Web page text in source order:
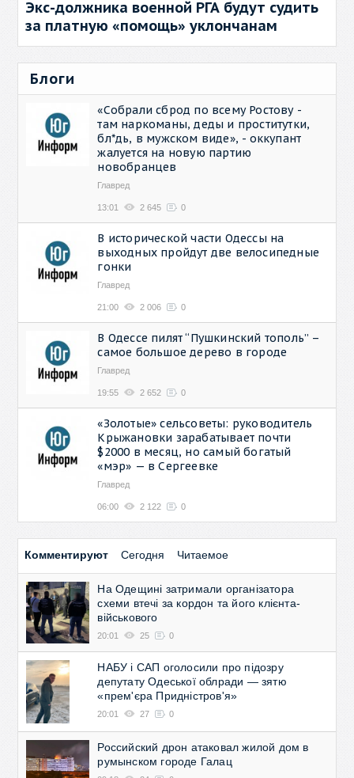
Экс-должника военной РГА будут судить
за платную «помощь» уклончанам
Блоги
«Собрали сброд по всему Ростову -
там наркоманы, деды и проститутки,
бл*дь, в мужском виде», - оккупант
жалуется на новую партию
новобранцев
Главред
13:01 2 645 0
В исторической части Одессы на
выходных пройдут две велосипедные
гонки
Главред
21:00 2 006 0
В Одессе пилят “Пушкинский тополь” –
самое большое дерево в городе
Главред
19:55 2 652 0
«Золотые» сельсоветы: руководитель
Крыжановки зарабатывает почти
$2000 в месяц, но самый богатый
«мэр» — в Сергеевке
Главред
06:00 2 122 0
Комментируют Сегодня Читаемое
На Одещині затримали організатора
схеми втечі за кордон та його клієнта-
військового
20:01 25 0
НАБУ і САП оголосили про підозру
депутату Одеської облради — зятю
«прем'єра Придністров'я»
20:01 27 0
Российский дрон атаковал жилой дом в
румынском городе Галац